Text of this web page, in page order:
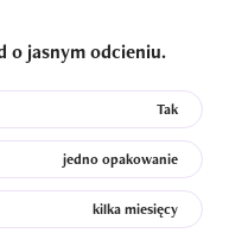
o jasnym odcieniu.
Tak
jedno opakowanie
kilka miesięcy